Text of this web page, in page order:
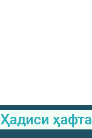
Ҳадиси ҳафта